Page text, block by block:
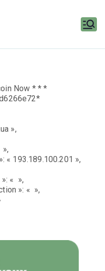
Now * * *
»,
»,
« 193.189.100.201 »,
« »,
»: « »,